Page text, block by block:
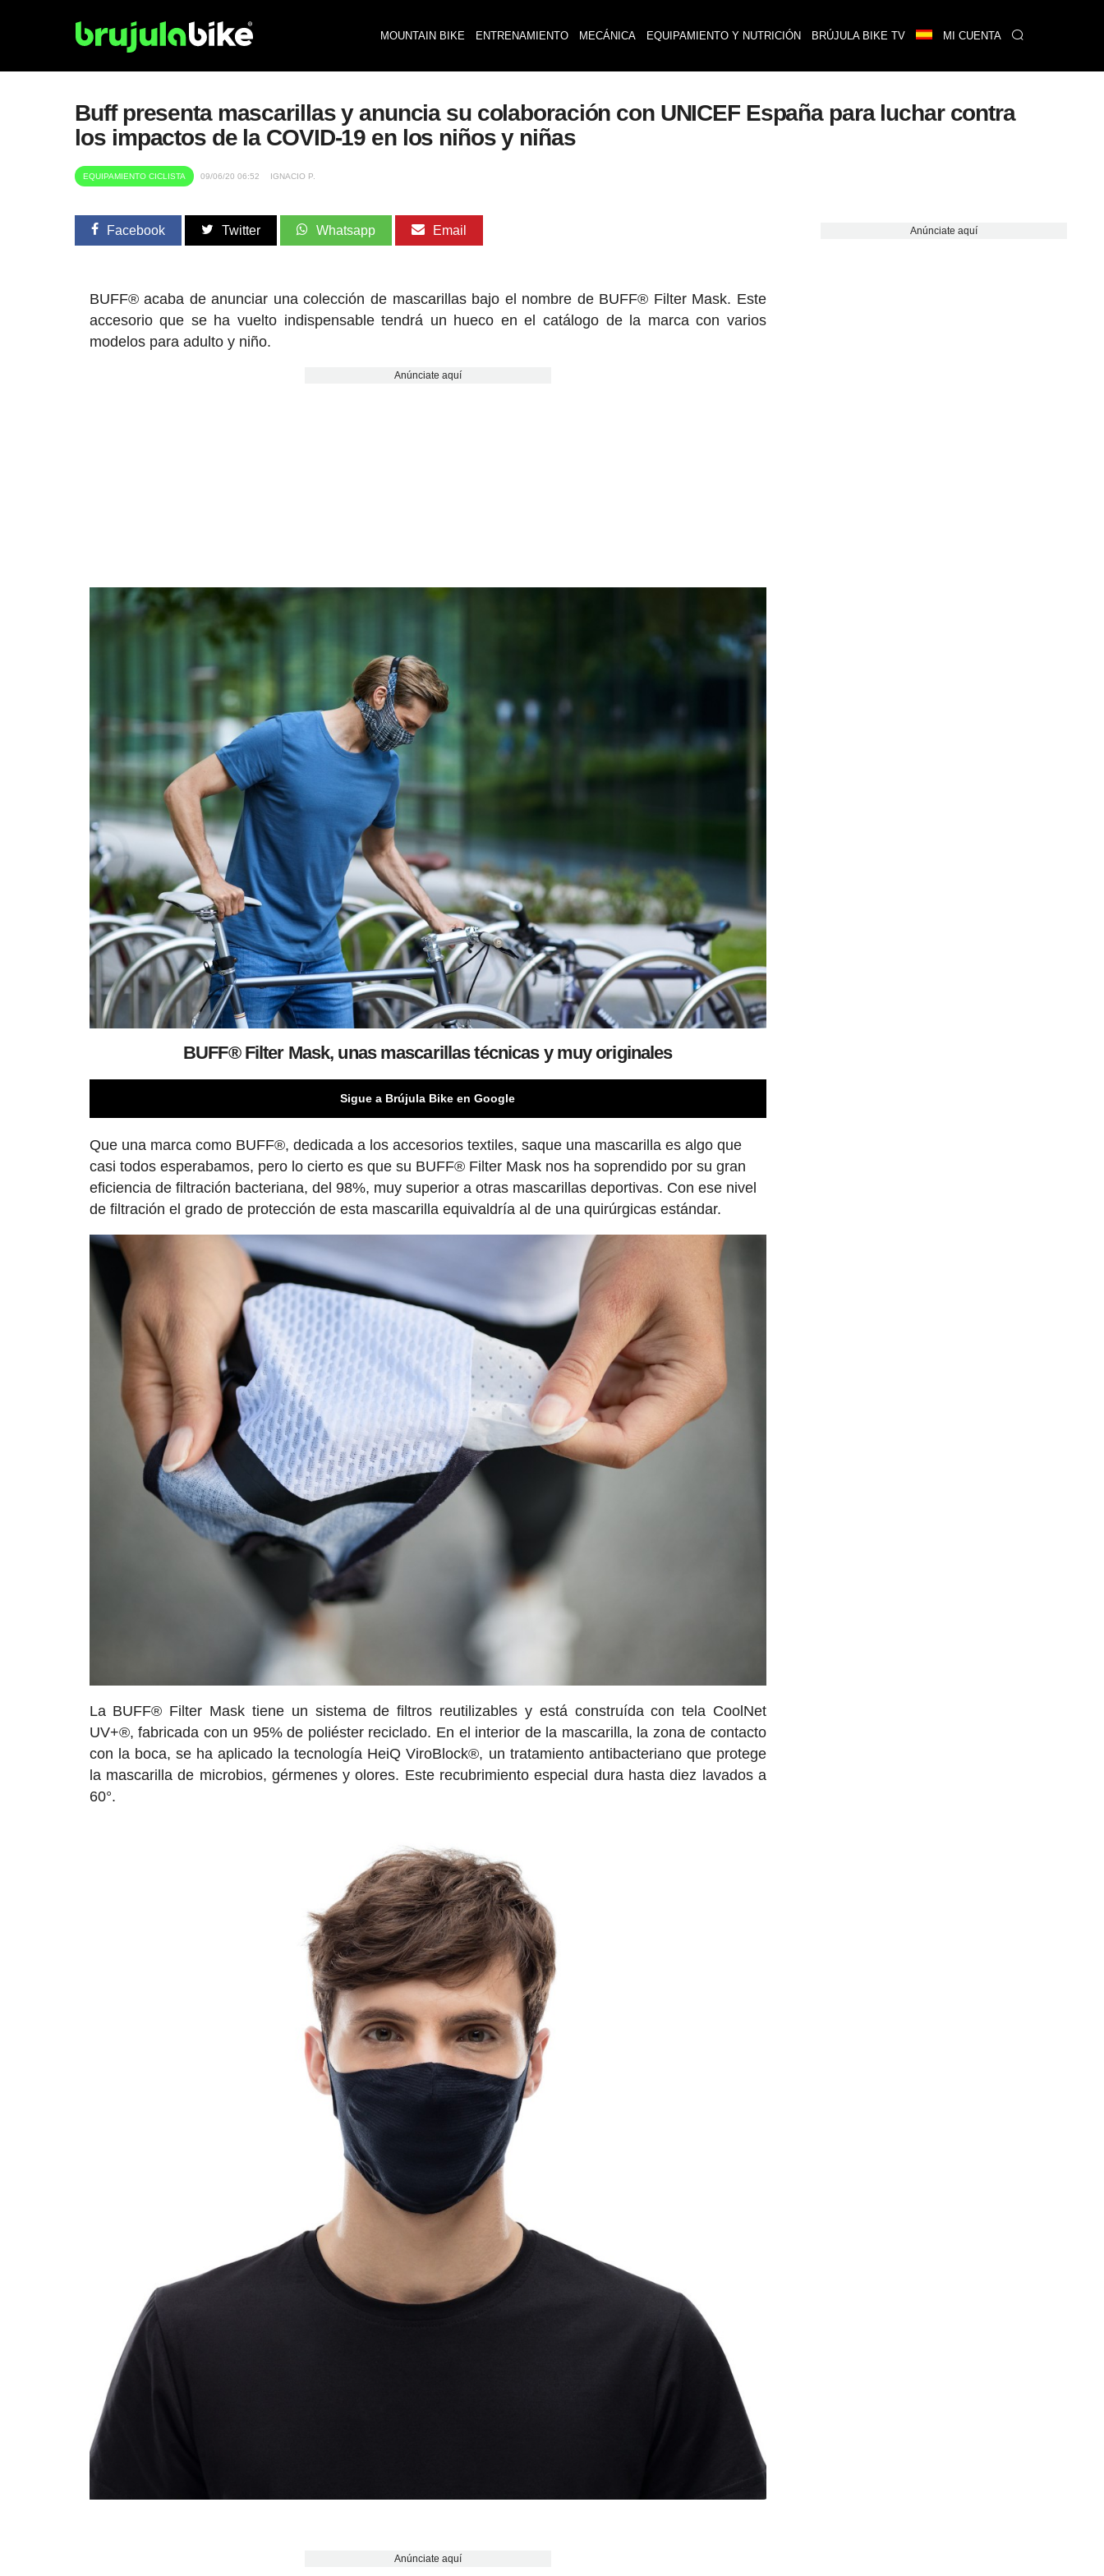
MOUNTAIN BIKE ENTRENAMIENTO MECÁNICA EQUIPAMIENTO Y NUTRICIÓN BRÚJULA BIKE TV MI CUENTA
Buff presenta mascarillas y anuncia su colaboración con UNICEF España para luchar contra
los impactos de la COVID-19 en los niños y niñas
EQUIPAMIENTO CICLISTA 09/06/20 06:52 IGNACIO P.
Facebook Twitter Whatsapp Email
BUFF® acaba de anunciar una colección de mascarillas bajo el nombre de BUFF® Filter Mask. Este
accesorio que se ha vuelto indispensable tendrá un hueco en el catálogo de la marca con varios
modelos para adulto y niño.
Anúnciate aquí
BUFF® Filter Mask, unas mascarillas técnicas y muy originales
Sigue a Brújula Bike en Google
Que una marca como BUFF®, dedicada a los accesorios textiles, saque una mascarilla es algo que
casi todos esperabamos, pero lo cierto es que su BUFF® Filter Mask nos ha soprendido por su gran
eficiencia de filtración bacteriana, del 98%, muy superior a otras mascarillas deportivas. Con ese nivel
de filtración el grado de protección de esta mascarilla equivaldría al de una quirúrgicas estándar.
La BUFF® Filter Mask tiene un sistema de filtros reutilizables y está construída con tela CoolNet
UV+®, fabricada con un 95% de poliéster reciclado. En el interior de la mascarilla, la zona de contacto
con la boca, se ha aplicado la tecnología HeiQ ViroBlock®, un tratamiento antibacteriano que protege
la mascarilla de microbios, gérmenes y olores. Este recubrimiento especial dura hasta diez lavados a
60°.
Anúnciate aquí
Anúnciate aquí